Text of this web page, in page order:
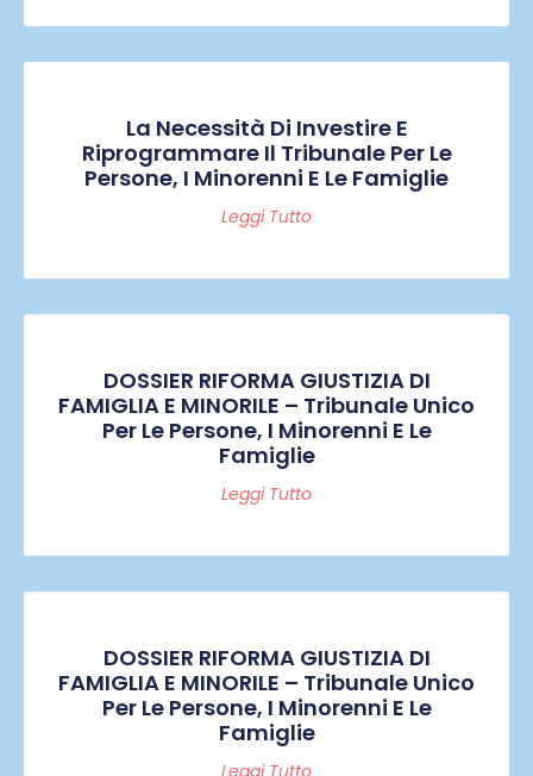
La Necessità Di Investire E
Riprogrammare Il Tribunale Per Le
Persone, I Minorenni E Le Famiglie
Leggi Tutto
DOSSIER RIFORMA GIUSTIZIA DI
FAMIGLIA E MINORILE – Tribunale Unico
Per Le Persone, I Minorenni E Le
Famiglie
Leggi Tutto
DOSSIER RIFORMA GIUSTIZIA DI
FAMIGLIA E MINORILE – Tribunale Unico
Per Le Persone, I Minorenni E Le
Famiglie
Leggi Tutto